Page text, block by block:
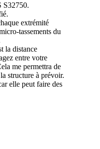
S32750.
extrémité
tassements du
la distance
entre votre
me permettra de
structure à prévoir.
elle peut faire des